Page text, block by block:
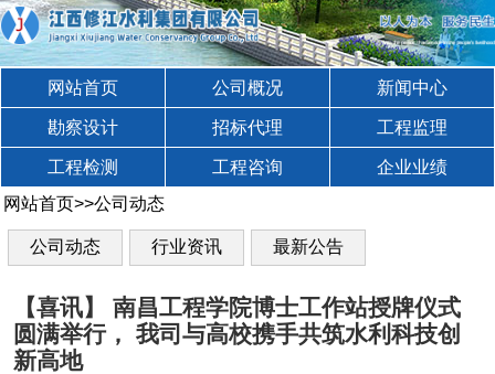
网站首页 公司概况 新闻中心
勘察设计 招标代理 工程监理
工程检测 工程咨询
企业业绩
网站首页>>公司动态
公司动态 行业资讯 最新公告
【喜讯】 南昌工程学院博士工作站授牌仪式
圆满举行， 我司与高校携手共筑水利科技创
新高地